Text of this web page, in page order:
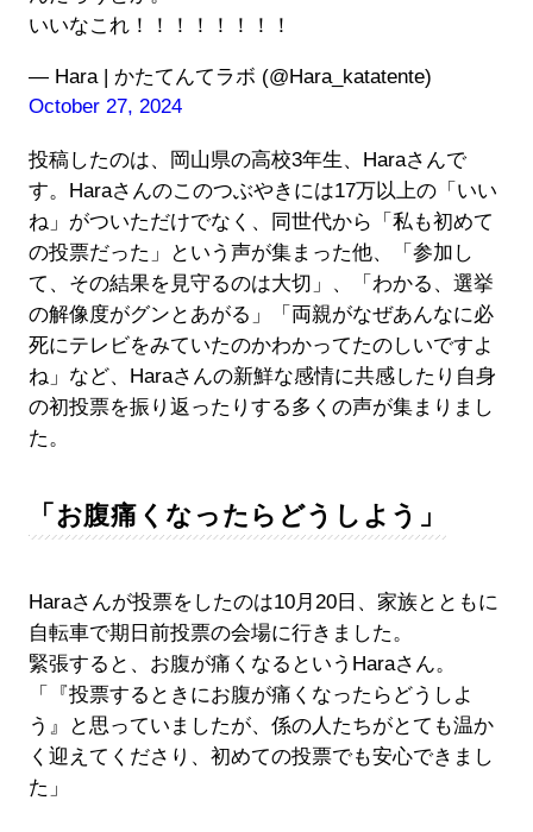
いいなこれ！！！！！！！！
— Hara | かたてんてラボ (@Hara_katatente)
October 27, 2024
投稿したのは、岡山県の高校3年生、Haraさんで
す。Haraさんのこのつぶやきには17万以上の「いい
ね」がついただけでなく、同世代から「私も初めて
の投票だった」という声が集まった他、「参加し
て、その結果を見守るのは大切」、「わかる、選挙
の解像度がグンとあがる」「両親がなぜあんなに必
死にテレビをみていたのかわかってたのしいですよ
ね」など、Haraさんの新鮮な感情に共感したり自身
の初投票を振り返ったりする多くの声が集まりまし
た。
「お腹痛くなったらどうしよう」
Haraさんが投票をしたのは10月20日、家族とともに
自転車で期日前投票の会場に行きました。
緊張すると、お腹が痛くなるというHaraさん。
「『投票するときにお腹が痛くなったらどうしよ
う』と思っていましたが、係の人たちがとても温か
く迎えてくださり、初めての投票でも安心できまし
た」